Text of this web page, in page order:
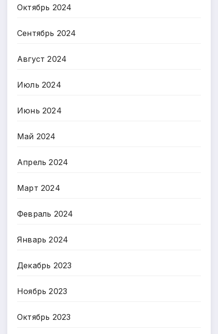
Октябрь 2024
Сентябрь 2024
Август 2024
Июль 2024
Июнь 2024
Май 2024
Апрель 2024
Март 2024
Февраль 2024
Январь 2024
Декабрь 2023
Ноябрь 2023
Октябрь 2023